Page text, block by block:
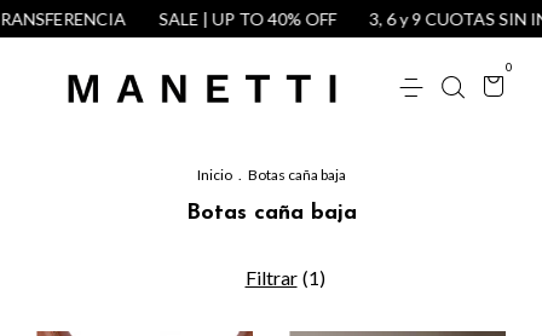
SALE | UP TO 40% OFF 3, 6 y 9 CUOTAS SIN
0
Inicio Botas caña baja
Botas caña baja
Filtrar (1)